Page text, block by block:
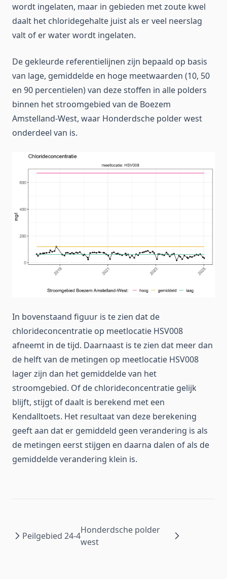
wordt ingelaten, maar in gebieden met zoute kwel
daalt het chloridegehalte juist als er veel neerslag
valt of er water wordt ingelaten.
De gekleurde referentielijnen zijn bepaald op basis
van lage, gemiddelde en hoge meetwaarden (10, 50
en 90 percentielen) van deze stoffen in alle polders
binnen het stroomgebied van de Boezem
Amstelland-West, waar Honderdsche polder west
onderdeel van is.
In bovenstaand figuur is te zien dat de
chlorideconcentratie op meetlocatie HSV008
afneemt in de tijd. Daarnaast is te zien dat meer dan
de helft van de metingen op meetlocatie HSV008
lager zijn dan het gemiddelde van het
stroomgebied. Of de chlorideconcentratie gelijk
blijft, stijgt of daalt is berekend met een
Kendalltoets. Het resultaat van deze berekening
geeft aan dat er gemiddeld geen verandering is als
de metingen eerst stijgen en daarna dalen of als de
gemiddelde verandering klein is.
Peilgebied 24-4
Honderdsche polder
west